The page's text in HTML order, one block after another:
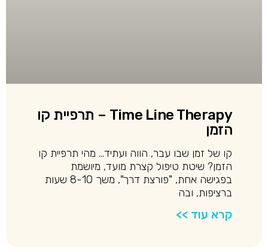
Time Line Therapy – תרפיית קו
הזמן
קו של זמן שבו עבר, הווה ועתיד… מהי תרפיית קו
הזמן? שיטת טיפול קצרת מועד, מיושמת
בפגישה אחת, "פורצת דרך", משך 8-10 שעות
ברציפות, ובה
קרא עוד >>